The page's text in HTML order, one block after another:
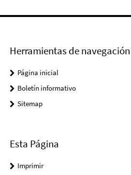
Herramientas de navegación
Página inicial
Boletín informativo
Sitemap
Esta Página
Imprimir